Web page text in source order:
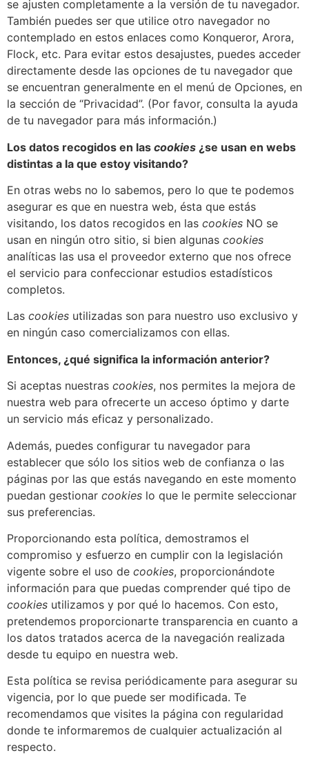
se ajusten completamente a la versión de tu navegador.
También puedes ser que utilice otro navegador no
contemplado en estos enlaces como Konqueror, Arora,
Flock, etc. Para evitar estos desajustes, puedes acceder
directamente desde las opciones de tu navegador que
se encuentran generalmente en el menú de Opciones, en
la sección de “Privacidad”. (Por favor, consulta la ayuda
de tu navegador para más información.)
Los datos recogidos en las cookies ¿se usan en webs
distintas a la que estoy visitando?
En otras webs no lo sabemos, pero lo que te podemos
asegurar es que en nuestra web, ésta que estás
visitando, los datos recogidos en las cookies NO se
usan en ningún otro sitio, si bien algunas cookies
analíticas las usa el proveedor externo que nos ofrece
el servicio para confeccionar estudios estadísticos
completos.
Las cookies utilizadas son para nuestro uso exclusivo y
en ningún caso comercializamos con ellas.
Entonces, ¿qué significa la información anterior?
Si aceptas nuestras cookies, nos permites la mejora de
nuestra web para ofrecerte un acceso óptimo y darte
un servicio más eficaz y personalizado.
Además, puedes configurar tu navegador para
establecer que sólo los sitios web de confianza o las
páginas por las que estás navegando en este momento
puedan gestionar cookies lo que le permite seleccionar
sus preferencias.
Proporcionando esta política, demostramos el
compromiso y esfuerzo en cumplir con la legislación
vigente sobre el uso de cookies, proporcionándote
información para que puedas comprender qué tipo de
cookies utilizamos y por qué lo hacemos. Con esto,
pretendemos proporcionarte transparencia en cuanto a
los datos tratados acerca de la navegación realizada
desde tu equipo en nuestra web.
Esta política se revisa periódicamente para asegurar su
vigencia, por lo que puede ser modificada. Te
recomendamos que visites la página con regularidad
donde te informaremos de cualquier actualización al
respecto.